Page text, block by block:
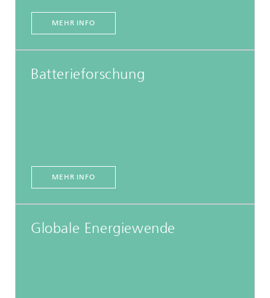
MEHR INFO
Batterieforschung
MEHR INFO
Globale Energiewende